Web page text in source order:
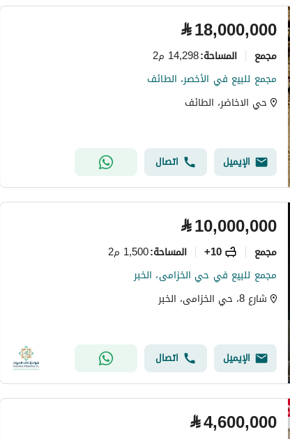
⃁18,000,000
مجمع المساحة:14,298 م2
مجمع للبيع في الأخصر، الطائف
حي الاخاضر، الطائف
الإيميل اتصال
⃁10,000,000
مجمع 10+ المساحة:1,500 م2
مجمع للبيع في حي الخزامى، الخبر
شارع 8، حي الخزامى، الخبر
الإيميل اتصال
⃁4,600,000